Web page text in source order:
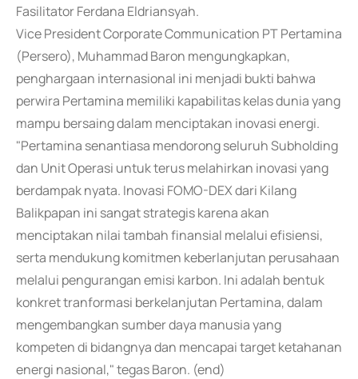
Fasilitator Ferdana Eldriansyah.
Vice President Corporate Communication PT Pertamina
(Persero), Muhammad Baron mengungkapkan,
penghargaan internasional ini menjadi bukti bahwa
perwira Pertamina memiliki kapabilitas kelas dunia yang
mampu bersaing dalam menciptakan inovasi energi.
"Pertamina senantiasa mendorong seluruh Subholding
dan Unit Operasi untuk terus melahirkan inovasi yang
berdampak nyata. Inovasi FOMO-DEX dari Kilang
Balikpapan ini sangat strategis karena akan
menciptakan nilai tambah finansial melalui efisiensi,
serta mendukung komitmen keberlanjutan perusahaan
melalui pengurangan emisi karbon. Ini adalah bentuk
konkret tranformasi berkelanjutan Pertamina, dalam
mengembangkan sumber daya manusia yang
kompeten di bidangnya dan mencapai target ketahanan
energi nasional," tegas Baron. (end)